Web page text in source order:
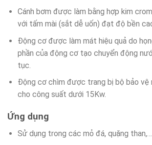
Cánh bơm được làm bằng hợp kim
với tấm mài (sắt dễ uốn) đạt độ bền
Động cơ được làm mát hiệu quả do
phần của động cơ tạo chuyển động
tục.
Động cơ chìm được trang bị bộ bảo vệ
cho công suất dưới 15Kw.
Ứng dụng
Sử dụng trong các mỏ đá, quặng than,…